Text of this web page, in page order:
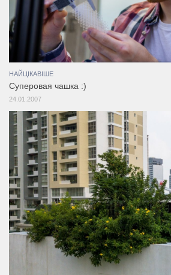
НАЙЦІКАВІШЕ
Суперовая чашка :)
24.01.2007